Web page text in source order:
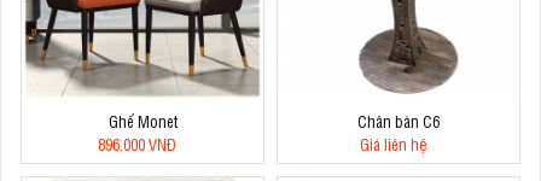
Ghế Monet
896.000 VNĐ
Chân bàn C6
Giá liên hệ